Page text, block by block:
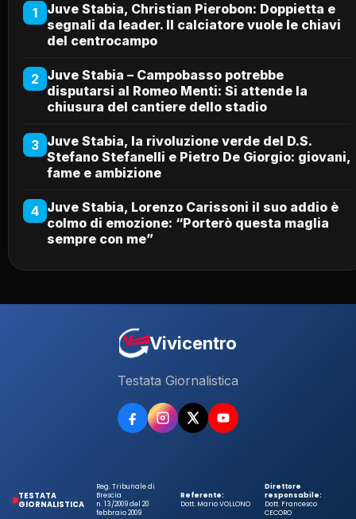
1
Juve Stabia, Christian Pierobon: Doppietta e
segnali da leader. Il calciatore vuole le chiavi
del centrocampo
2 Juve Stabia – Campobasso potrebbe
disputarsi al Romeo Menti: Si attende la
chiusura del cantiere dello stadio
3 Juve Stabia, la rivoluzione verde del D.S.
Stefano Stefanelli e Pietro De Giorgio: giovani,
fame e ambizione
4 Juve Stabia, Lorenzo Carissoni il suo addio è
colmo di emozione: “Porterò questa maglia
sempre con me”
Vivicentro
Testata Giornalistica
TESTATA
GIORNALISTICA
Reg. Tribunale di
Brescia
n. 13/2009 del 20
febbraio 2009
Referente:
Dott. Mario VOLLONO
Direttore
responsabile:
Dott. Francesco
CECORO